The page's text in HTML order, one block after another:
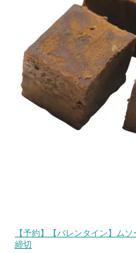
【予約】【バレンタイン】
締切